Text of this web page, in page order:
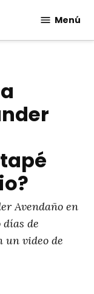
Menú
Avendaño en
de
un video de